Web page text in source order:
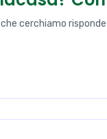
cerchiamo